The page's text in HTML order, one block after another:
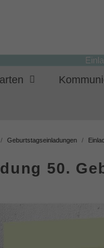
Geburtstagseinladungen
50.